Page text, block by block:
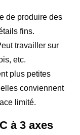
de produire des
fins.
travailler sur
etc.
plus petites
conviennent
limité.
à 3 axes